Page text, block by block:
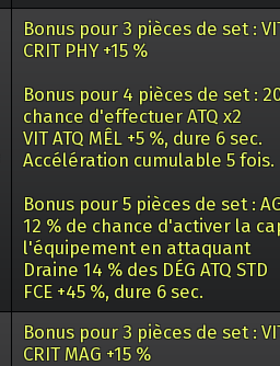
Bonus pour 3 pièces de set :
CRIT PHY +15 %
Bonus pour 4 pièces de set :
chance d'effectuer ATQ x2
VIT ATQ MÊL +5 %, dure 6 sec.
Accélération cumulable 5 fois.
Bonus pour 5 pièces de set :
12 % de chance d'activer la
l'équipement en attaquant
Draine 14 % des DÉG ATQ STD
FCE +45 %, dure 6 sec.
Bonus pour 3 pièces de set :
CRIT MAG +15 %